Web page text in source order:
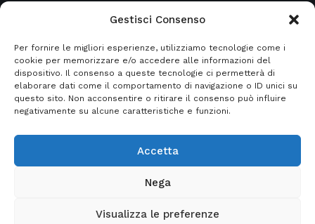
Gestisci Consenso
Per fornire le migliori esperienze, utilizziamo tecnologie come i
cookie per memorizzare e/o accedere alle informazioni del
dispositivo. Il consenso a queste tecnologie ci permetterà di
elaborare dati come il comportamento di navigazione o ID unici su
questo sito. Non acconsentire o ritirare il consenso può influire
negativamente su alcune caratteristiche e funzioni.
Accetta
Nega
Visualizza le preferenze
Attualità 8978
Cronaca 6483
Primo piano 5963
SALERNO e Provincia 4135
Regione CAMPANIA
Regione BASILICATA
- Italia2news powered by